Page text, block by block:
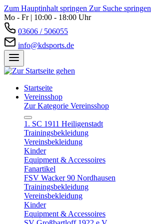
Zum Hauptinhalt springen Zur Suche springen
Mo - Fr | 10:00 - 18:00 Uhr
03606 / 506055
info@kdsports.de
Startseite
Vereinsshop
Zur Kategorie Vereinsshop
1. SC 1911 Heiligenstadt
Trainingsbekleidung
Vereinsbekleidung
Kinder
Equipment & Accessoires
Fanartikel
FSV Wacker 90 Nordhausen
Trainingsbekleidung
Vereinsbekleidung
Kinder
Equipment & Accessoires